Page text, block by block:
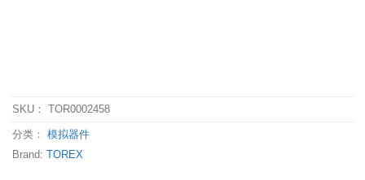
SKU： TOR0002458
分类： 模拟器件
Brand: TOREX